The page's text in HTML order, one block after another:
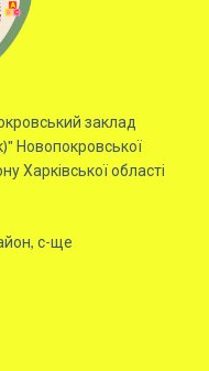
заклад
Новопокровської
Харківської області
с-ще